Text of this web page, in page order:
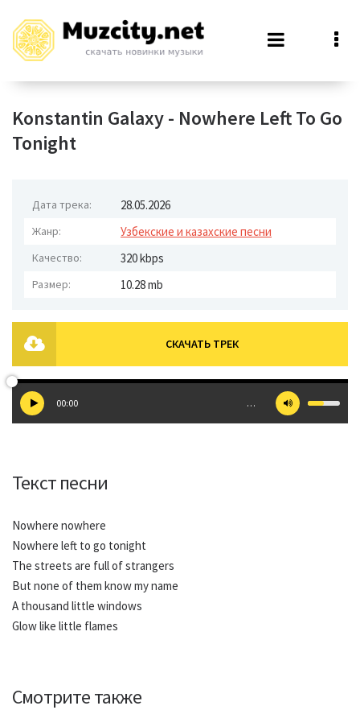
Konstantin Galaxy - Nowhere Left To Go
Tonight
Дата трека: 28.05.2026
Жанр: Узбекские и казахские песни
Качество: 320 kbps
Размер: 10.28 mb
СКАЧАТЬ ТРЕК
00:00 …
Текст песни
Nowhere nowhere
Nowhere left to go tonight
The streets are full of strangers
But none of them know my name
A thousand little windows
Glow like little flames
Смотрите также